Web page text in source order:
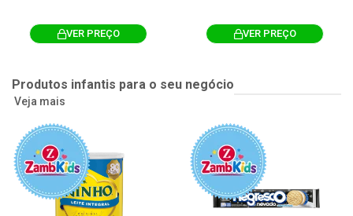
VER PREÇO VER PREÇO
Produtos infantis para o seu negócio
Veja mais